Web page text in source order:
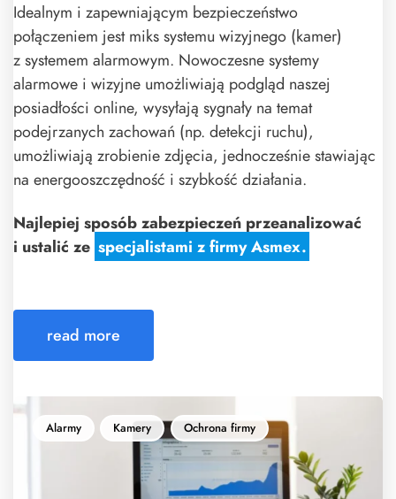
Idealnym i zapewniającym bezpieczeństwo
połączeniem jest miks systemu wizyjnego (kamer)
z systemem alarmowym. Nowoczesne systemy
alarmowe i wizyjne umożliwiają podgląd naszej
posiadłości online, wysyłają sygnały na temat
podejrzanych zachowań (np. detekcji ruchu),
umożliwiają zrobienie zdjęcia, jednocześnie stawiając
na energooszczędność i szybkość działania.
Najlepiej sposób zabezpieczeń przeanalizować
i ustalić ze specjalistami z firmy Asmex.
read more
Alarmy Kamery Ochrona firmy